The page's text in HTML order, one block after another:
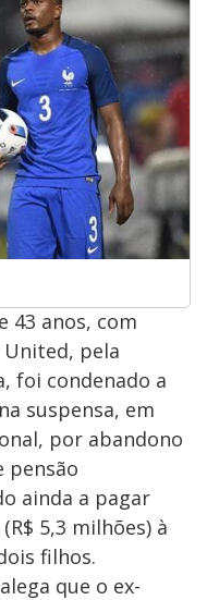
43 anos, com
pela
foi condenado a
suspensa, em
por abandono
pensão
ainda a pagar
5,3 milhões) à
filhos.
que o ex-